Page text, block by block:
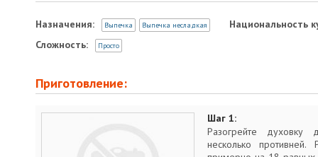
Назначения: Выпечка Выпечка несладкая
Национальность
Сложность:
Просто
Приготовление:
Шаг 1:
Разогрейте
несколько противней.